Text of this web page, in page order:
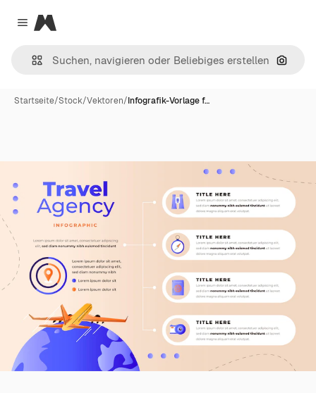
Close menu
Magnific
Nach
Startseite/Stock/Vektoren/Infografik-Vorlage f…